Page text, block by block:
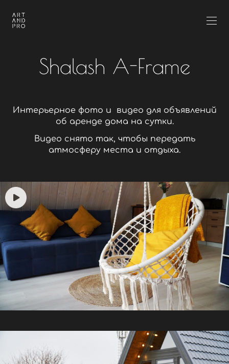
Shalash A-Frame
Интерьерное фото и видео для объявлений
об аренде дома на сутки.
Видео снято так, чтобы передать
атмосферу места и отдыха.